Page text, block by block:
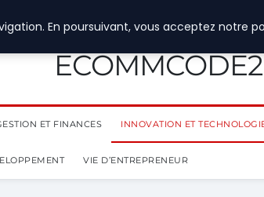
ECOMMCODE2
ET FINANCES INNOVATION ET
VIE D’ENTREPRENEUR
En poursuivant, vous acceptez notre